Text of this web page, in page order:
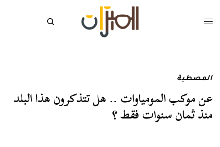
المصطبة
عن موكب المومياوات .. هل تتذكرون هذا البلد
منذ ثمان سنوات فقط ؟